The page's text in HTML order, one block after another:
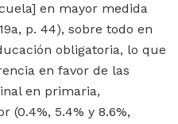
en mayor medida
p. 44), sobre todo en
obligatoria, lo que
en favor de las
en primaria,
(0.4%, 5.4% y 8.6%,